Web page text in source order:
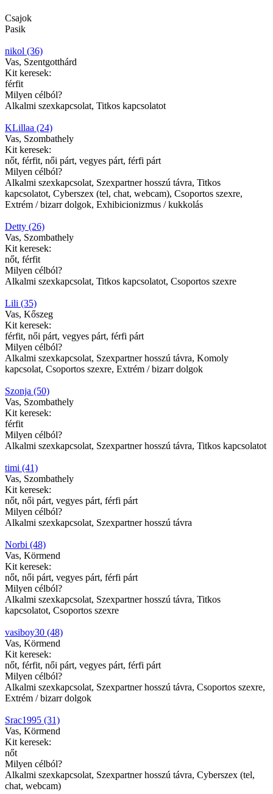
Csajok
Pasik
nikol (36)
Vas, Szentgotthárd
Kit keresek:
férfit
Milyen célból?
Alkalmi szexkapcsolat, Titkos kapcsolatot
KLillaa (24)
Vas, Szombathely
Kit keresek:
nőt, férfit, női párt, vegyes párt, férfi párt
Milyen célból?
Alkalmi szexkapcsolat, Szexpartner hosszú távra, Titkos
kapcsolatot, Cyberszex (tel, chat, webcam), Csoportos szexre,
Extrém / bizarr dolgok, Exhibicionizmus / kukkolás
Detty (26)
Vas, Szombathely
Kit keresek:
nőt, férfit
Milyen célból?
Alkalmi szexkapcsolat, Titkos kapcsolatot, Csoportos szexre
Lili (35)
Vas, Kőszeg
Kit keresek:
férfit, női párt, vegyes párt, férfi párt
Milyen célból?
Alkalmi szexkapcsolat, Szexpartner hosszú távra, Komoly
kapcsolat, Csoportos szexre, Extrém / bizarr dolgok
Szonja (50)
Vas, Szombathely
Kit keresek:
férfit
Milyen célból?
Alkalmi szexkapcsolat, Szexpartner hosszú távra, Titkos kapcsolatot
timi (41)
Vas, Szombathely
Kit keresek:
nőt, női párt, vegyes párt, férfi párt
Milyen célból?
Alkalmi szexkapcsolat, Szexpartner hosszú távra
Norbi (48)
Vas, Körmend
Kit keresek:
nőt, női párt, vegyes párt, férfi párt
Milyen célból?
Alkalmi szexkapcsolat, Szexpartner hosszú távra, Titkos
kapcsolatot, Csoportos szexre
vasiboy30 (48)
Vas, Körmend
Kit keresek:
nőt, férfit, női párt, vegyes párt, férfi párt
Milyen célból?
Alkalmi szexkapcsolat, Szexpartner hosszú távra, Csoportos szexre,
Extrém / bizarr dolgok
Srac1995 (31)
Vas, Körmend
Kit keresek:
nőt
Milyen célból?
Alkalmi szexkapcsolat, Szexpartner hosszú távra, Cyberszex (tel,
chat, webcam)